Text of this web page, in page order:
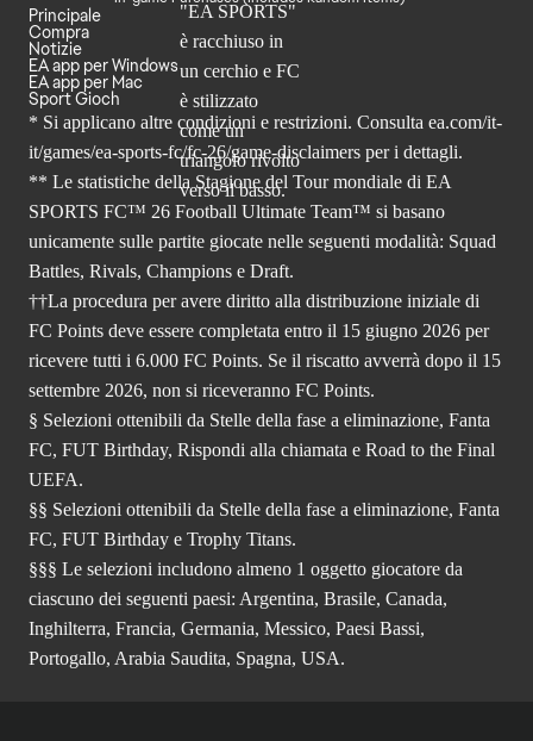
Principale
Compra
Notizie
EA app per Windows
EA app per Mac
Sport Gioch
* Si applicano altre condizioni e restrizioni. Consulta ea.com/it-
it/games/ea-sports-fc/fc-26/game-disclaimers per i dettagli.
** Le statistiche della Stagione del Tour mondiale di EA
SPORTS FC™ 26 Football Ultimate Team™ si basano
unicamente sulle partite giocate nelle seguenti modalità: Squad
Battles, Rivals, Champions e Draft.
††La procedura per avere diritto alla distribuzione iniziale di
FC Points deve essere completata entro il 15 giugno 2026 per
ricevere tutti i 6.000 FC Points. Se il riscatto avverrà dopo il 15
settembre 2026, non si riceveranno FC Points.
§ Selezioni ottenibili da Stelle della fase a eliminazione, Fanta
FC, FUT Birthday, Rispondi alla chiamata e Road to the Final
UEFA.
§§ Selezioni ottenibili da Stelle della fase a eliminazione, Fanta
FC, FUT Birthday e Trophy Titans.
§§§ Le selezioni includono almeno 1 oggetto giocatore da
ciascuno dei seguenti paesi: Argentina, Brasile, Canada,
Inghilterra, Francia, Germania, Messico, Paesi Bassi,
Portogallo, Arabia Saudita, Spagna, USA.